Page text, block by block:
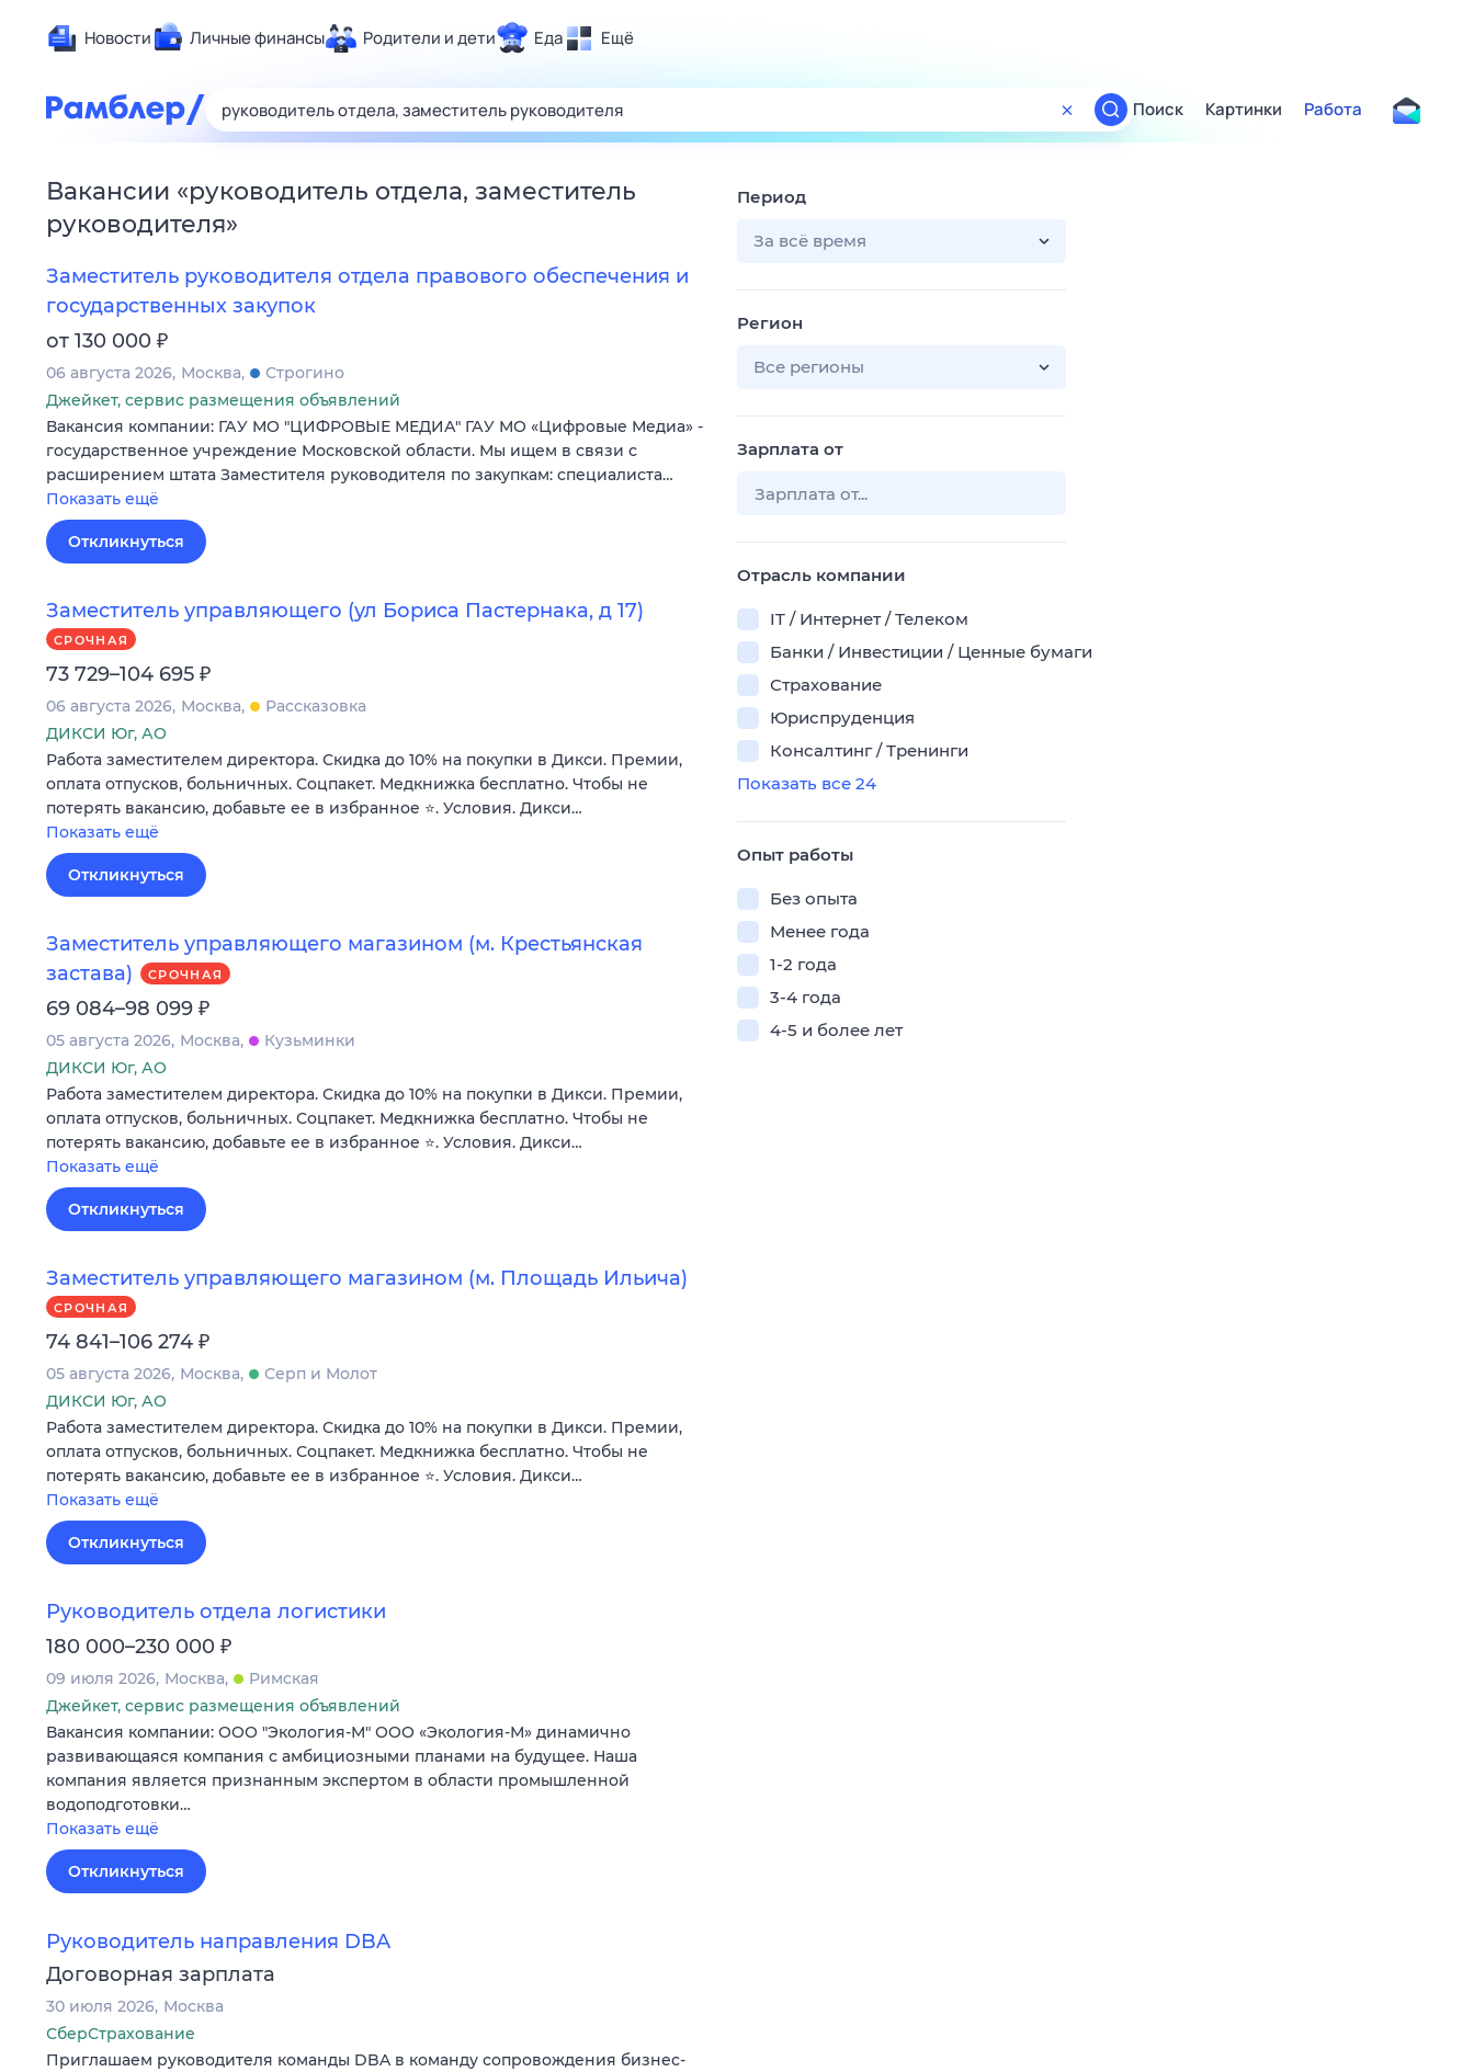
Новости Личные финансы Родители и дети Еда Ещё
Здоровье
Развлечения и отдых
Спорт
Авто
Поиск
ТВ-программа
Поиск Картинки Работа
Вакансии «руководитель отдела, заместитель
руководителя»
Заместитель руководителя отдела правового обеспечения и
государственных закупок
от 130 000 ₽
06 августа 2026 Москва
Строгино
Джейкет, сервис размещения объявлений
Вакансия компании: ГАУ МО "ЦИФРОВЫЕ МЕДИА" ГАУ МО «Цифровые Медиа» -
государственное учреждение Московской области. Мы ищем в связи с
расширением штата Заместителя руководителя по закупкам: специалиста…
Показать ещё
Откликнуться
Заместитель управляющего (ул Бориса Пастернака, д 17)
СРОЧНАЯ
73 729–104 695 ₽
06 августа 2026 Москва
Рассказовка
ДИКСИ Юг, АО
Работа заместителем директора. Скидка до 10% на покупки в Дикси. Премии,
оплата отпусков, больничных. Соцпакет. Медкнижка бесплатно. Чтобы не
потерять вакансию, добавьте ее в избранное ⭐. Условия. Дикси…
Показать ещё
Откликнуться
Заместитель управляющего магазином (м. Крестьянская
застава)
СРОЧНАЯ
69 084–98 099 ₽
05 августа 2026 Москва
Кузьминки
ДИКСИ Юг, АО
Работа заместителем директора. Скидка до 10% на покупки в Дикси. Премии,
оплата отпусков, больничных. Соцпакет. Медкнижка бесплатно. Чтобы не
потерять вакансию, добавьте ее в избранное ⭐. Условия. Дикси…
Показать ещё
Откликнуться
Заместитель управляющего магазином (м. Площадь Ильича)
СРОЧНАЯ
74 841–106 274 ₽
05 августа 2026 Москва
Серп и Молот
ДИКСИ Юг, АО
Работа заместителем директора. Скидка до 10% на покупки в Дикси. Премии,
оплата отпусков, больничных. Соцпакет. Медкнижка бесплатно. Чтобы не
потерять вакансию, добавьте ее в избранное ⭐. Условия. Дикси…
Показать ещё
Откликнуться
Руководитель отдела логистики
180 000–230 000 ₽
09 июля 2026 Москва
Римская
Джейкет, сервис размещения объявлений
Вакансия компании: ООО "Экология-М" ООО «Экология-М» динамично
развивающаяся компания с амбициозными планами на будущее. Наша
компания является признанным экспертом в области промышленной
водоподготовки…
Показать ещё
Откликнуться
Руководитель направления DBA
Договорная зарплата
30 июля 2026 Москва
СберСтрахование
Приглашаем руководителя команды DBA в команду сопровождения бизнес-
Период
За всё время
Регион
Все регионы
Зарплата от
Отрасль компании
IT / Интернет / Телеком
Банки / Инвестиции / Ценные бумаги
Страхование
Юриспруденция
Консалтинг / Тренинги
Показать все 24
Опыт работы
Без опыта
Менее года
1-2 года
3-4 года
4-5 и более лет